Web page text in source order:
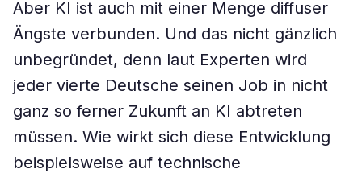
Aber KI ist auch mit einer Menge diffuser
Ängste verbunden. Und das nicht gänzlich
unbegründet, denn laut Experten wird
jeder vierte Deutsche seinen Job in nicht
ganz so ferner Zukunft an KI abtreten
müssen. Wie wirkt sich diese Entwicklung
beispielsweise auf technische